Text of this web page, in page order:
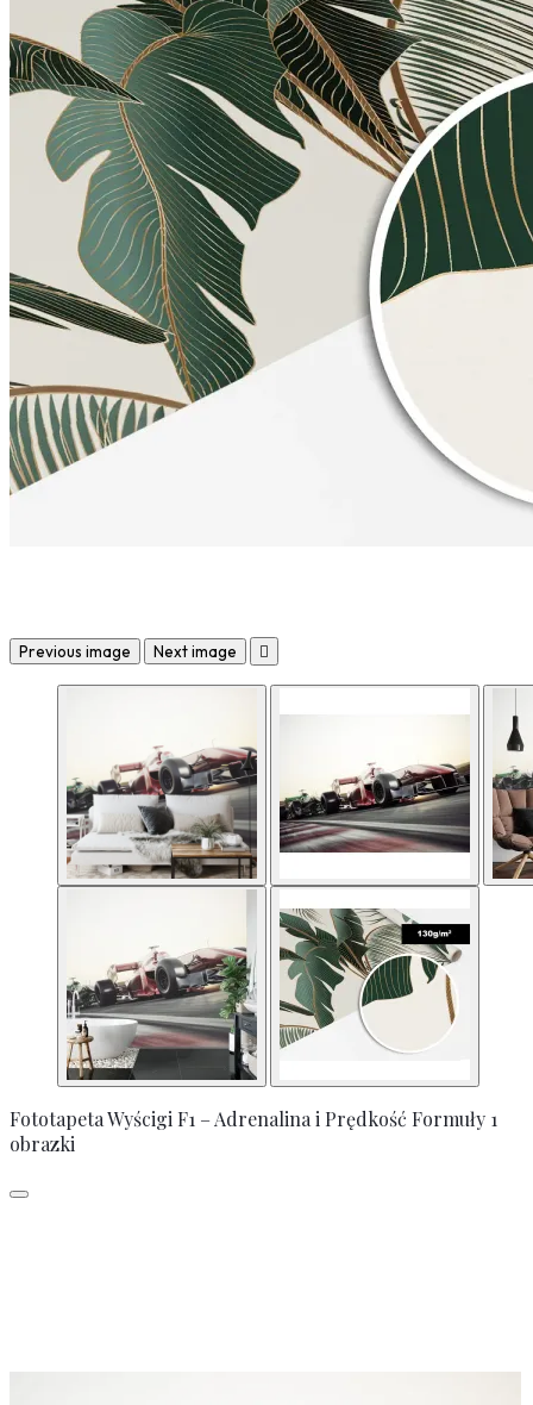
Previous image Next image 
Fototapeta Wyścigi F1 – Adrenalina i Prędkość Formuły 1
obrazki